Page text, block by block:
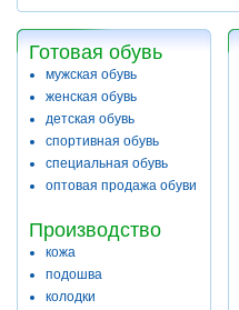
Готовая обувь
мужская обувь
женская обувь
детская обувь
спортивная обувь
специальная обувь
оптовая продажа обуви
Производство
кожа
подошва
колодки